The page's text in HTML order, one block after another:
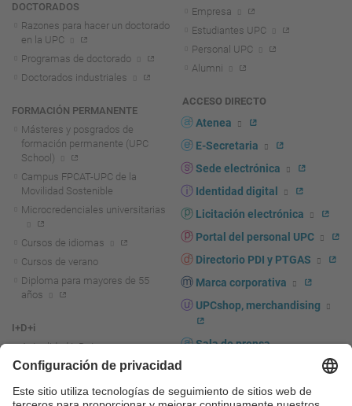
DOCTORADOS
Razones para hacer un doctorado
en la UPC
Programas de doctorado
Doctorados industriales
FORMACIÓN PERMANENTE
Másteres y posgrados de
formación permanente (UPC
School)
Campus FPCAT-UPC de la
Movilidad Sostenible
Microcredenciales universitarias
Cursos de idiomas
Cursos de verano
Diploma para mayores de 55
años
I+D+i
Actualidad I+D+I
La investigación en la UPC
Fomento y apoyo a la
investigación
Empresa
Estudiantes UPC
Personal UPC
Alumni
ACCESO DIRECTO
Atenea
E-Secretaria
Sede electrónica
Identidad digital
Licitación electrónica
Portal del personal UPC
Directorio PDI y PTGAS
Marca corporativa
UPCshop, merchandising
Sala de prensa